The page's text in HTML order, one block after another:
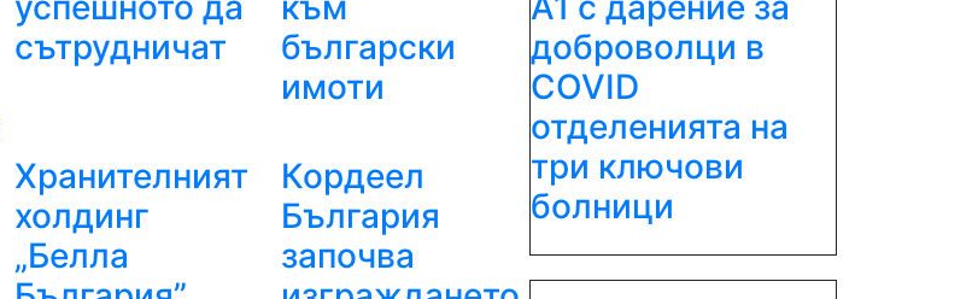
сътрудничат
български
имоти
Хранителният
холдинг
„Белла
Кордеел
България
започва
доброволци в
COVID
отделенията на
три ключови
болници